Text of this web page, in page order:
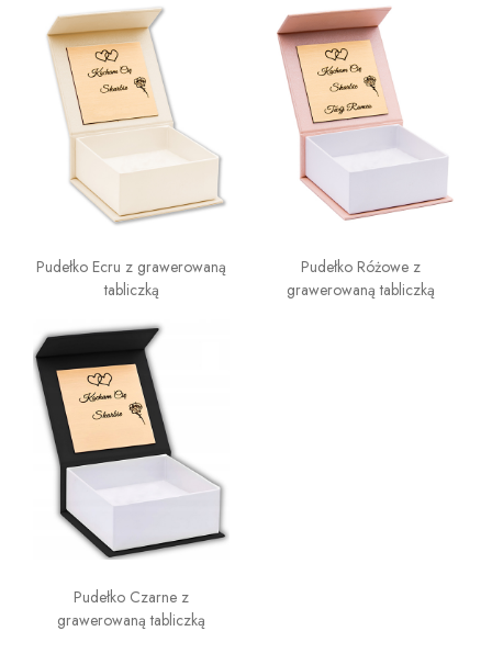
Pudełko Ecru z grawerowaną
tabliczką
Pudełko Różowe z
grawerowaną tabliczką
Pudełko Czarne z
grawerowaną tabliczką